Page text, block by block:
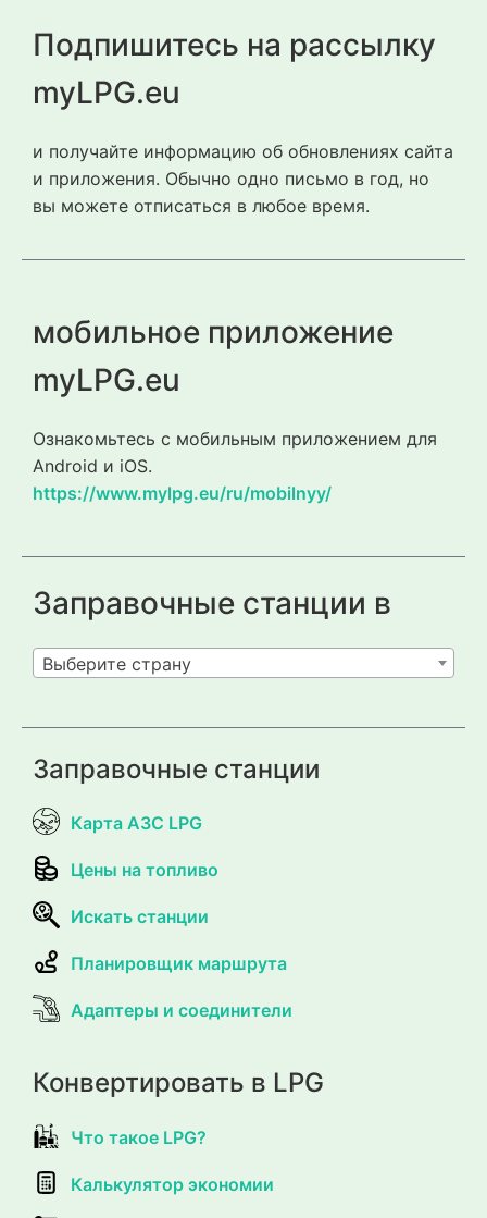
Подпишитесь на рассылку
myLPG.eu
и получайте информацию об обновлениях сайта
и приложения. Обычно одно письмо в год, но
вы можете отписаться в любое время.
мобильное приложение
myLPG.eu
Ознакомьтесь с мобильным приложением для
Android и iOS.
https://www.mylpg.eu/ru/mobilnyy/
Заправочные станции в
Выберите страну
Заправочные станции
Карта АЗС LPG
Цены на топливо
Искать станции
Планировщик маршрута
Адаптеры и соединители
Конвертировать в LPG
Что такое LPG?
Калькулятор экономии